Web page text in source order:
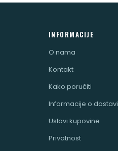
INFORMACIJE
O nama
Kontakt
Kako poručiti
Informacije o dostavi
Uslovi kupovine
Privatnost